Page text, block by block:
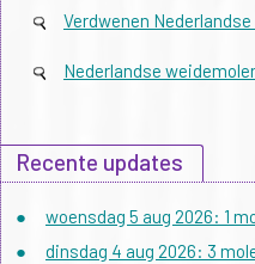
Verdwenen
Nederlandse
Recente updates
●
woensdag 5 aug 2026: 1
●
dinsdag 4 aug 2026: 3